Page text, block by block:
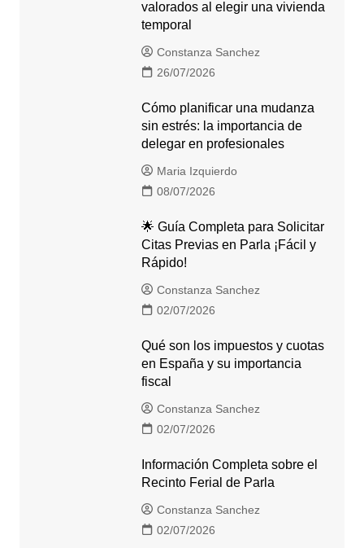
valorados al elegir una vivienda
temporal
Constanza Sanchez
26/07/2026
Cómo planificar una mudanza
sin estrés: la importancia de
delegar en profesionales
Maria Izquierdo
08/07/2026
🌟 Guía Completa para Solicitar
Citas Previas en Parla ¡Fácil y
Rápido!
Constanza Sanchez
02/07/2026
Qué son los impuestos y cuotas
en España y su importancia
fiscal
Constanza Sanchez
02/07/2026
Información Completa sobre el
Recinto Ferial de Parla
Constanza Sanchez
02/07/2026